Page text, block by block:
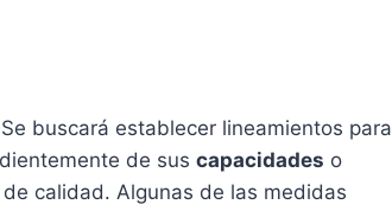
buscará establecer lineamientos para
de sus capacidades o
calidad. Algunas de las medidas